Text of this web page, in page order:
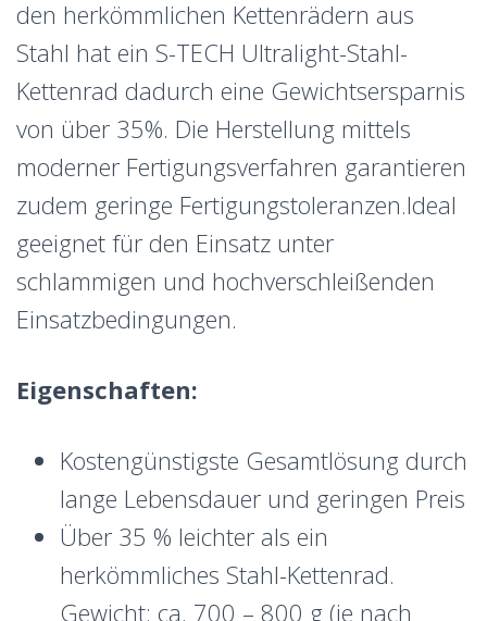
den herkömmlichen Kettenrädern aus
Stahl hat ein S-TECH Ultralight-Stahl-
Kettenrad dadurch eine Gewichtsersparnis
von über 35%. Die Herstellung mittels
moderner Fertigungsverfahren garantieren
zudem geringe Fertigungstoleranzen.Ideal
geeignet für den Einsatz unter
schlammigen und hochverschleißenden
Einsatzbedingungen.
Eigenschaften:
Kostengünstigste Gesamtlösung durch
lange Lebensdauer und geringen Preis
Über 35 % leichter als ein
herkömmliches Stahl-Kettenrad.
Gewicht: ca. 700 – 800 g (je nach